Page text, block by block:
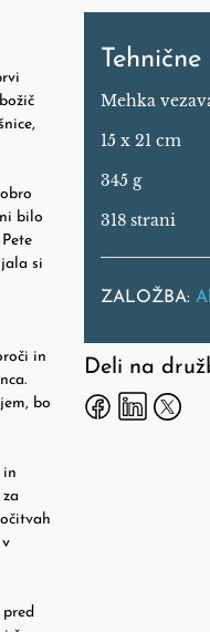
bilo
si
in
bo
in
Mehka
15 x 21 cm
345 g
318 strani
ZALOŽBA:
Deli na